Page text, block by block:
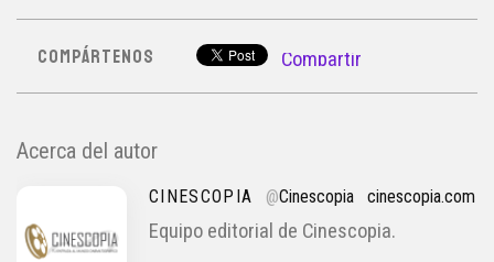
COMPÁRTENOS Compartir
Acerca del autor
CINESCOPIA @Cinescopia cinescopia.com
Equipo editorial de Cinescopia.